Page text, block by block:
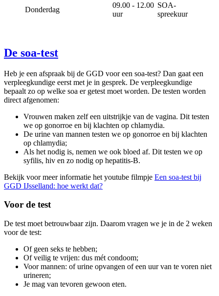
Donderdag
09.00 - 12.00
uur
SOA-
spreekuur
De soa-test
Heb je een afspraak bij de GGD voor een soa-test? Dan gaat een
verpleegkundige eerst met je in gesprek. De verpleegkundige
bepaalt zo op welke soa er getest moet worden. De testen worden
direct afgenomen:
Vrouwen maken zelf een uitstrijkje van de vagina. Dit testen
we op gonorroe en bij klachten op chlamydia.
De urine van mannen testen we op gonorroe en bij klachten
op chlamydia;
Als het nodig is, nemen we ook bloed af. Dit testen we op
syfilis, hiv en zo nodig op hepatitis-B.
Bekijk voor meer informatie het youtube filmpje Een soa-test bij
GGD IJsselland: hoe werkt dat?
Voor de test
De test moet betrouwbaar zijn. Daarom vragen we je in de 2 weken
voor de test:
Of geen seks te hebben;
Of veilig te vrijen: dus mét condoom;
Voor mannen: of urine opvangen of een uur van te voren niet
urineren;
Je mag van tevoren gewoon eten.